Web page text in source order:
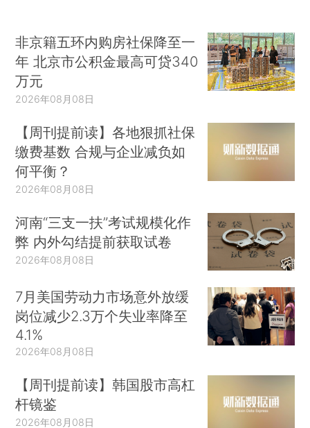
非京籍五环内购房社保降至一
年 北京市公积金最高可贷340
万元
2026年08月08日
【周刊提前读】各地狠抓社保
缴费基数 合规与企业减负如
何平衡？
2026年08月08日
河南“三支一扶”考试规模化作
弊 内外勾结提前获取试卷
2026年08月08日
7月美国劳动力市场意外放缓
岗位减少2.3万个失业率降至
4.1%
2026年08月08日
【周刊提前读】韩国股市高杠
杆镜鉴
2026年08月08日